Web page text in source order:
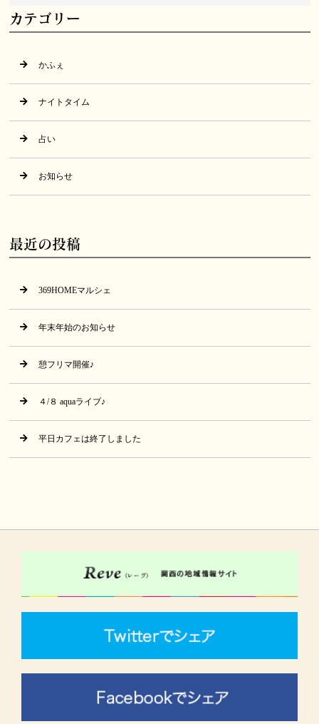
カテゴリー
かふぇ
ナイトタイム
占い
お知らせ
最近の投稿
369HOMEマルシェ
年末年始のお知らせ
憩フリマ開催♪
４/８ aquaライブ♪
平日カフェは終了しました